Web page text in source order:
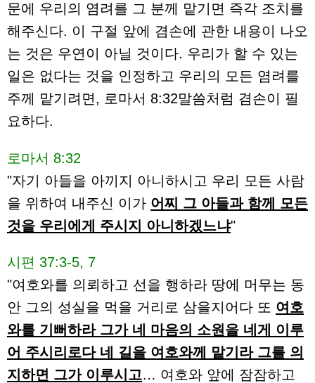
문에 우리의 염려를 그 분께 맡기면 즉각 조치를
해주신다. 이 구절 앞에 겸손에 관한 내용이 나오
는 것은 우연이 아닐 것이다. 우리가 할 수 있는
일은 없다는 것을 인정하고 우리의 모든 염려를
주께 맡기려면, 로마서 8:32말씀처럼 겸손이 필
요하다.
로마서 8:32
"자기 아들을 아끼지 아니하시고 우리 모든 사람
을 위하여 내주신 이가 어찌 그 아들과 함께 모든
것을 우리에게 주시지 아니하겠느냐"
시편 37:3-5, 7
"여호와를 의뢰하고 선을 행하라 땅에 머무는 동
안 그의 성실을 먹을 거리로 삼을지어다 또 여호
와를 기뻐하라 그가 네 마음의 소원을 네게 이루
어 주시리로다 네 길을 여호와께 맡기라 그를 의
지하면 그가 이루시고… 여호와 앞에 잠잠하고